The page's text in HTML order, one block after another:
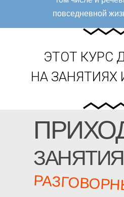
повседневной
ЭТОТ КУРС
НА ЗАНЯТИЯХ